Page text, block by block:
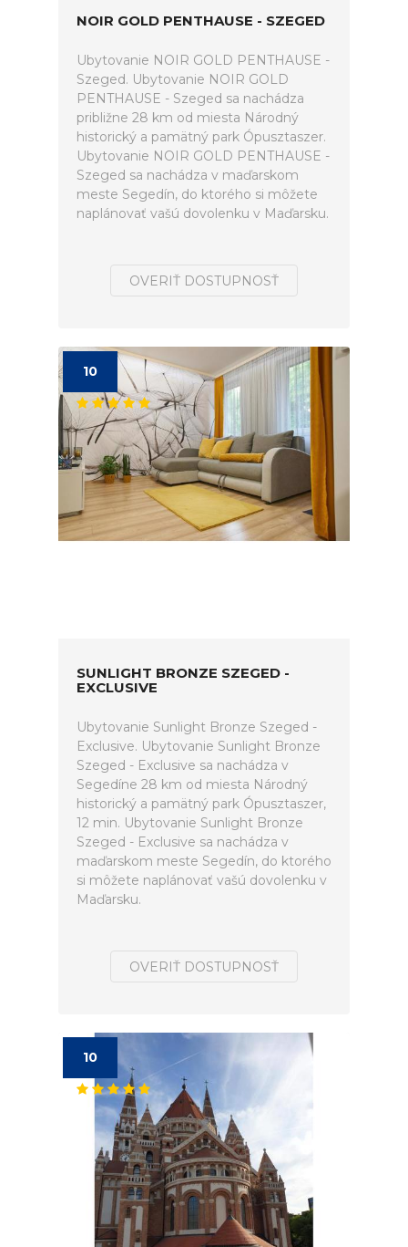
NOIR GOLD PENTHAUSE - SZEGED
Ubytovanie NOIR GOLD PENTHAUSE -
Szeged. Ubytovanie NOIR GOLD
PENTHAUSE - Szeged sa nachádza
približne 28 km od miesta Národný
historický a pamätný park Ópusztaszer.
Ubytovanie NOIR GOLD PENTHAUSE -
Szeged sa nachádza v maďarskom
meste Segedín, do ktorého si môžete
naplánovať vašú dovolenku v Maďarsku.
OVERIŤ DOSTUPNOSŤ
10
SUNLIGHT BRONZE SZEGED -
EXCLUSIVE
Ubytovanie Sunlight Bronze Szeged -
Exclusive. Ubytovanie Sunlight Bronze
Szeged - Exclusive sa nachádza v
Segedíne 28 km od miesta Národný
historický a pamätný park Ópusztaszer,
12 min. Ubytovanie Sunlight Bronze
Szeged - Exclusive sa nachádza v
maďarskom meste Segedín, do ktorého
si môžete naplánovať vašú dovolenku v
Maďarsku.
OVERIŤ DOSTUPNOSŤ
10